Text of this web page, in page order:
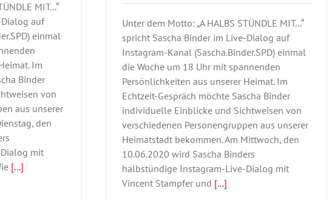
MIT...“
auf
einmal
Im
Binder
von
aus unserer
den
mit
[...]
Unter dem Motto: „A HALBS STÜNDLE MIT...“
spricht Sascha Binder im Live-Dialog auf
Instagram-Kanal (Sascha.Binder.SPD) einmal
die Woche um 18 Uhr mit spannenden
Persönlichkeiten aus unserer Heimat. Im
Echtzeit-Gespräch möchte Sascha Binder
individuelle Einblicke und Sichtweisen von
verschiedenen Personengruppen aus unserer
Heimatstadt bekommen. Am Mittwoch, den
10.06.2020 wird Sascha Binders
halbstündige Instagram-Live-Dialog mit
Vincent Stampfer und [...]